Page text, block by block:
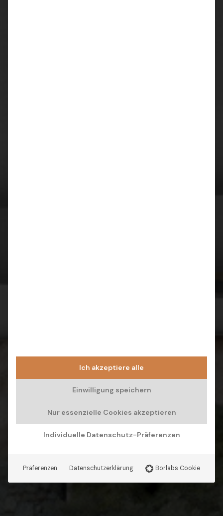
Ich akzeptiere alle
Einwilligung speichern
Nur essenzielle Cookies akzeptieren
Individuelle Datenschutz-Präferenzen
Präferenzen Datenschutzerklärung Borlabs Cookie